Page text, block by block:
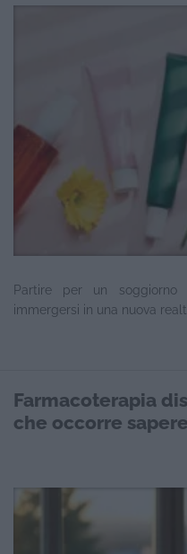
Partire per un
immergersi in una nuova
Farmacoterapia
che occorre sapere